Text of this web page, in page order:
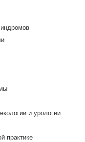
и урологии
практике